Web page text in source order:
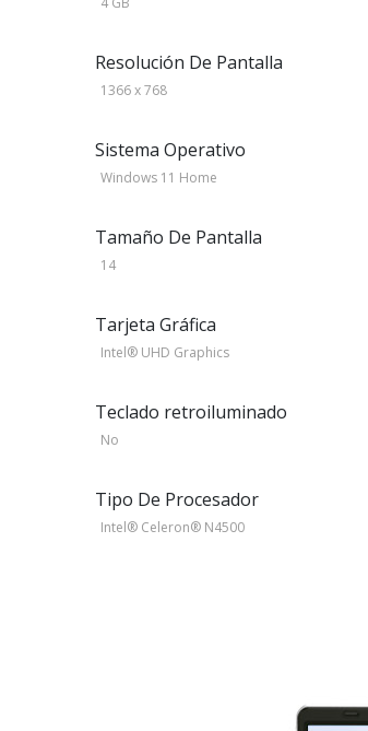
Resolución De Pantalla
1366 x 768
Sistema Operativo
Windows 11 Home
Tamaño De Pantalla
14
Tarjeta Gráfica
Intel® UHD Graphics
Teclado retroiluminado
No
Tipo De Procesador
Intel® Celeron® N4500